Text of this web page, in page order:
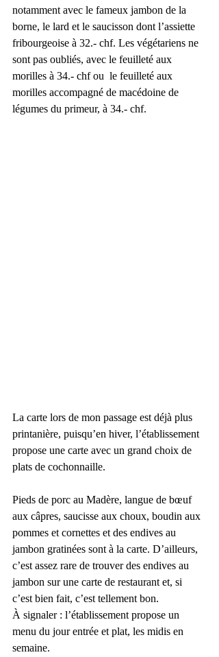
notamment avec le fameux jambon de la
borne, le lard et le saucisson dont l’assiette
fribourgeoise à 32.- chf. Les végétariens ne
sont pas oubliés, avec le feuilleté aux
morilles à 34.- chf ou  le feuilleté aux
morilles accompagné de macédoine de
légumes du primeur, à 34.- chf.
La carte lors de mon passage est déjà plus
printanière, puisqu’en hiver, l’établissement
propose une carte avec un grand choix de
plats de cochonnaille.
Pieds de porc au Madère, langue de bœuf
aux câpres, saucisse aux choux, boudin aux
pommes et cornettes et des endives au
jambon gratinées sont à la carte. D’ailleurs,
c’est assez rare de trouver des endives au
jambon sur une carte de restaurant et, si
c’est bien fait, c’est tellement bon.
À signaler : l’établissement propose un
menu du jour entrée et plat, les midis en
semaine.